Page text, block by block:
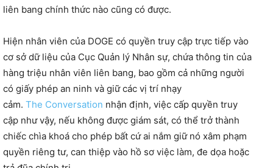
liên bang chính thức nào cũng có được.
Hiện nhân viên của DOGE có quyền truy cập trực tiếp vào
cơ sở dữ liệu của Cục Quản lý Nhân sự, chứa thông tin của
hàng triệu nhân viên liên bang, bao gồm cả những người
có giấy phép an ninh và giữ các vị trí nhạy
cảm. The Conversation nhận định, việc cấp quyền truy
cập như vậy, nếu không được giám sát, có thể trở thành
chiếc chìa khoá cho phép bất cứ ai nắm giữ nó xâm phạm
quyền riêng tư, can thiệp vào hồ sơ việc làm, đe dọa hoặc